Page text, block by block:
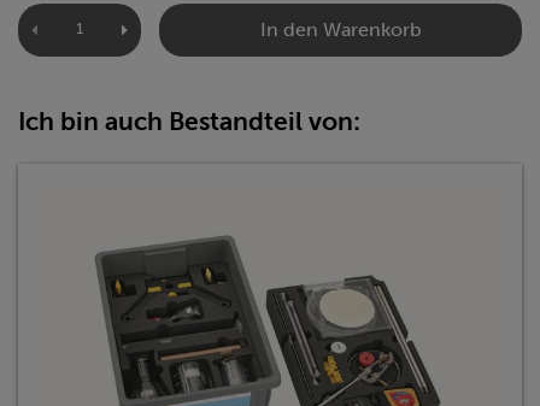
In den Warenkorb
Ich bin auch Bestandteil von: